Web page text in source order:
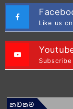
Like us
Subscribe
නවතම